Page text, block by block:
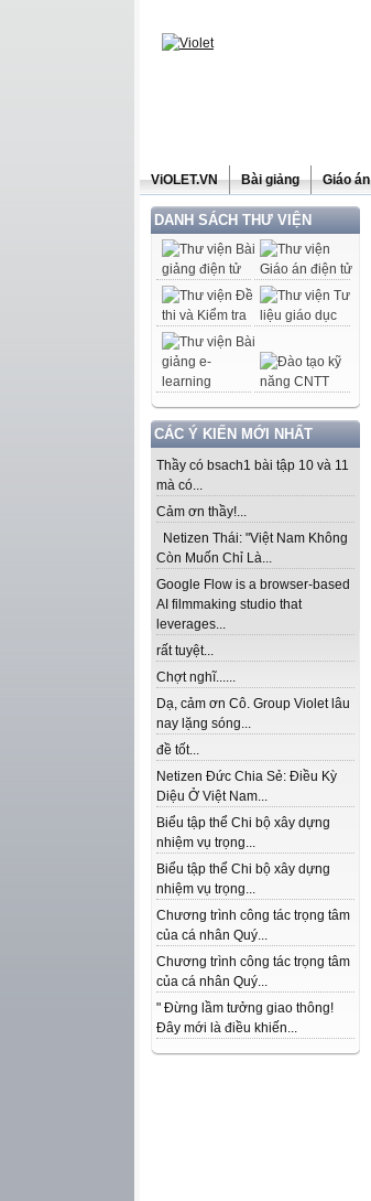
ViOLET.VN Bài giảng Giáo án
DANH SÁCH THƯ VIỆN
CÁC Ý KIẾN MỚI NHẤT
Thầy có bsach1 bài tập 10 và 11
mà có...
Cảm ơn thầy!...
Netizen Thái: "Việt Nam Không
Còn Muốn Chỉ Là...
Google Flow is a browser-based
AI filmmaking studio that
leverages...
rất tuyệt...
Chợt nghĩ......
Dạ, cảm ơn Cô. Group Violet lâu
nay lặng sóng...
đề tốt...
Netizen Đức Chia Sẻ: Điều Kỳ
Diệu Ở Việt Nam...
Biểu tập thể Chi bộ xây dựng
nhiệm vụ trọng...
Biểu tập thể Chi bộ xây dựng
nhiệm vụ trọng...
Chương trình công tác trọng tâm
của cá nhân Quý...
Chương trình công tác trọng tâm
của cá nhân Quý...
" Đừng lầm tưởng giao thông!
Đây mới là điều khiến...